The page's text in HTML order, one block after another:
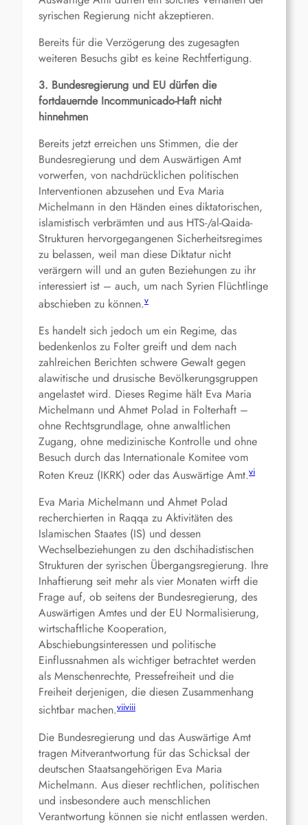
syrischen Regierung nicht akzeptieren.
Bereits für die Verzögerung des zugesagten
weiteren Besuchs gibt es keine Rechtfertigung.
3. Bundesregierung und EU dürfen die
fortdauernde Incommunicado-Haft nicht
hinnehmen
Bereits jetzt erreichen uns Stimmen, die der
Bundesregierung und dem Auswärtigen Amt
vorwerfen, von nachdrücklichen politischen
Interventionen abzusehen und Eva Maria
Michelmann in den Händen eines diktatorischen,
islamistisch verbrämten und aus HTS-/al-Qaida-
Strukturen hervorgegangenen Sicherheitsregimes
zu belassen, weil man diese Diktatur nicht
verärgern will und an guten Beziehungen zu ihr
interessiert ist – auch, um nach Syrien Flüchtlinge
abschieben zu können.v
Es handelt sich jedoch um ein Regime, das
bedenkenlos zu Folter greift und dem nach
zahlreichen Berichten schwere Gewalt gegen
alawitische und drusische Bevölkerungsgruppen
angelastet wird. Dieses Regime hält Eva Maria
Michelmann und Ahmet Polad in Folterhaft –
ohne Rechtsgrundlage, ohne anwaltlichen
Zugang, ohne medizinische Kontrolle und ohne
Besuch durch das Internationale Komitee vom
Roten Kreuz (IKRK) oder das Auswärtige Amt.vi
Eva Maria Michelmann und Ahmet Polad
recherchierten in Raqqa zu Aktivitäten des
Islamischen Staates (IS) und dessen
Wechselbeziehungen zu den dschihadistischen
Strukturen der syrischen Übergangsregierung. Ihre
Inhaftierung seit mehr als vier Monaten wirft die
Frage auf, ob seitens der Bundesregierung, des
Auswärtigen Amtes und der EU Normalisierung,
wirtschaftliche Kooperation,
Abschiebungsinteressen und politische
Einflussnahmen als wichtiger betrachtet werden
als Menschenrechte, Pressefreiheit und die
Freiheit derjenigen, die diesen Zusammenhang
sichtbar machen.viiviii
Die Bundesregierung und das Auswärtige Amt
tragen Mitverantwortung für das Schicksal der
deutschen Staatsangehörigen Eva Maria
Michelmann. Aus dieser rechtlichen, politischen
und insbesondere auch menschlichen
Verantwortung können sie nicht entlassen werden.